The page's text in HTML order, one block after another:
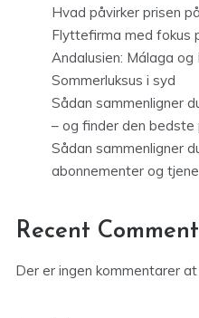
Hvad påvirker prisen
Flyttefirma med fokus
Andalusien: Málaga og
Sommerluksus i syd
Sådan sammenligner
– og finder den bedste
Sådan sammenligner
abonnementer og
Recent
Der er ingen kommentarer at